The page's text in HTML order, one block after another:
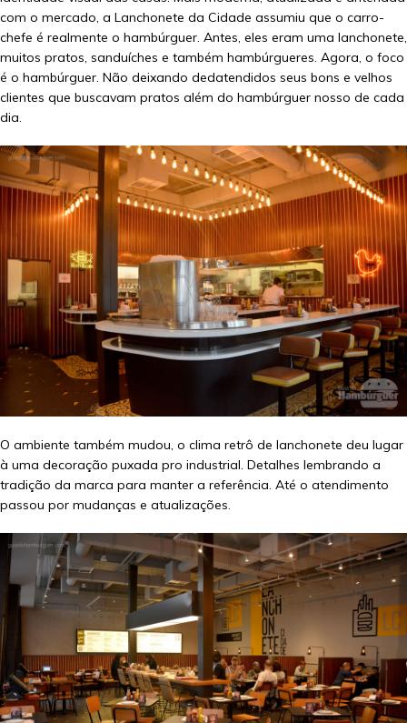
com o mercado, a Lanchonete da Cidade assumiu que o carro-
chefe é realmente o hambúrguer. Antes, eles eram uma lanchonete,
muitos pratos, sanduíches e também hambúrgueres. Agora, o foco
é o hambúrguer. Não deixando dedatendidos seus bons e velhos
clientes que buscavam pratos além do hambúrguer nosso de cada
dia.
O ambiente também mudou, o clima retrô de lanchonete deu lugar
à uma decoração puxada pro industrial. Detalhes lembrando a
tradição da marca para manter a referência. Até o atendimento
passou por mudanças e atualizações.